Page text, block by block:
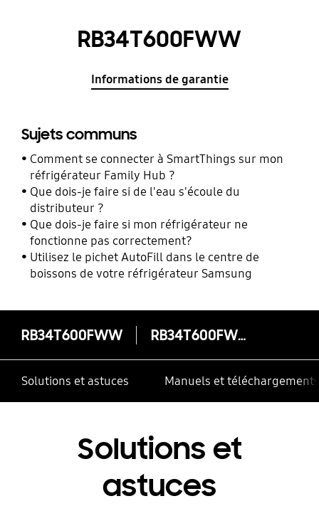
RB34T600FWW
Informations de garantie
Sujets communs
Comment se connecter à SmartThings sur mon
réfrigérateur Family Hub ?
Que dois-je faire si de l'eau s'écoule du
distributeur ?
Que dois-je faire si mon réfrigérateur ne
fonctionne pas correctement?
Utilisez le pichet AutoFill dans le centre de
boissons de votre réfrigérateur Samsung
RB34T600FWW RB34T600FWW
Solutions et astuces Manuels et téléchargements
Solutions et
astuces